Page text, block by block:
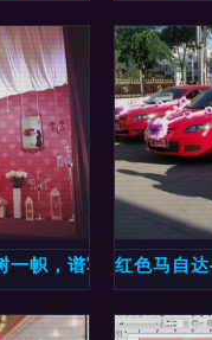
一帜，谱写美伦美幻爱
红色马自